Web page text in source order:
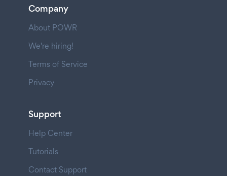
Company
About POWR
We're hiring!
Terms of Service
Privacy
Support
Help Center
Tutorials
Contact Support